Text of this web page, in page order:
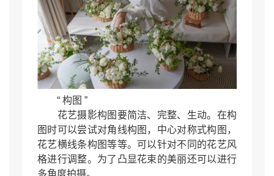
“ 构图 ”
花艺摄影构图要简洁、完整、生动。在构
图时可以尝试对角线构图，中心对称式构图，
花艺横线条构图等等。可以针对不同的花艺风
格进行调整。为了凸显花束的美丽还可以进行